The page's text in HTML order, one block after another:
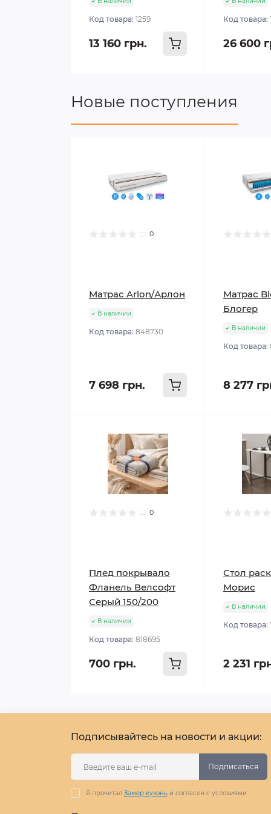
Код товара: 1259
13 160 грн.
Код товара:
26 600
Новые поступления
0
Матрас Arlon/Арлон
В наличии
Код товара: 848730
7 698 грн.
Матрас
Блогер
В наличии
Код товара:
8 277
0
Плед покрывало
Фланель Велсофт
Серый 150/200
В наличии
Код товара: 818695
700 грн.
Стол
Морис
В наличии
Код товара:
2 231
Подписывайтесь на новости и акции:
Подписаться
Я прочитал Замер кухонь и согласен с условиями